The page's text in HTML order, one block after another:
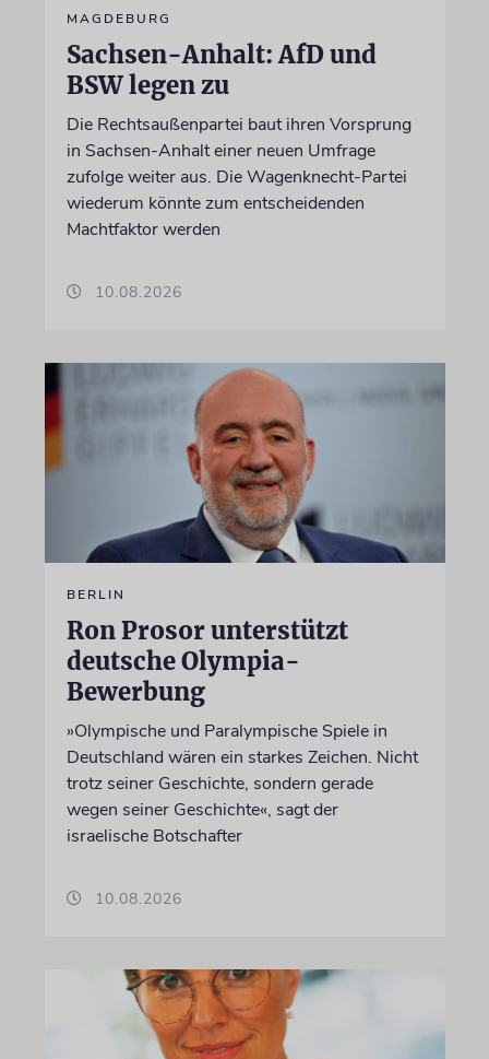
MAGDEBURG
Sachsen-Anhalt: AfD und
BSW legen zu
Die Rechtsaußenpartei baut ihren Vorsprung
in Sachsen-Anhalt einer neuen Umfrage
zufolge weiter aus. Die Wagenknecht-Partei
wiederum könnte zum entscheidenden
Machtfaktor werden
10.08.2026
BERLIN
Ron Prosor unterstützt
deutsche Olympia-
Bewerbung
»Olympische und Paralympische Spiele in
Deutschland wären ein starkes Zeichen. Nicht
trotz seiner Geschichte, sondern gerade
wegen seiner Geschichte«, sagt der
israelische Botschafter
10.08.2026